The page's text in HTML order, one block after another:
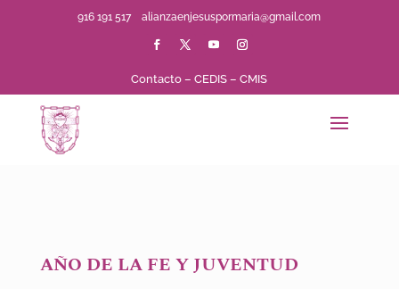
916 191 517alianzaenjesuspormaria@gmail.com
Contacto –CEDIS –CMIS
AÑO DE LA FE Y JUVENTUD